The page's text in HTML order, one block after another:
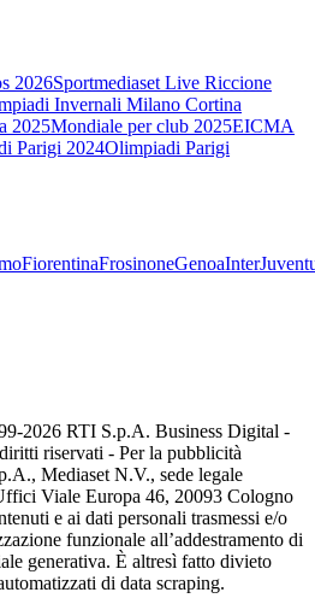
2026Sportmediaset Live Riccione
Invernali Milano Cortina
2025Mondiale per club 2025EICMA
Parigi 2024Olimpiadi Parigi
FiorentinaFrosinoneGenoaInter
2026 RTI S.p.A. Business Digital -
riservati - Per la pubblicità
Mediaset N.V., sede legale
Viale Europa 46, 20093 Cologno
e ai dati personali trasmessi e/o
funzionale all’addestramento di
generativa. È altresì fatto divieto
di data scraping.